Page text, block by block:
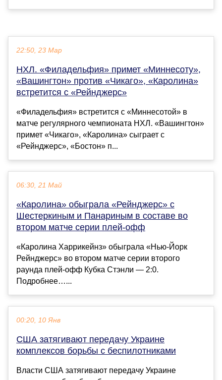
22:50, 23 Мар
НХЛ. «Филадельфия» примет «Миннесоту»,
«Вашингтон» против «Чикаго», «Каролина»
встретится с «Рейнджерс»
«Филадельфия» встретится с «Миннесотой» в
матче регулярного чемпионата НХЛ. «Вашингтон»
примет «Чикаго», «Каролина» сыграет с
«Рейнджерс», «Бостон» п...
06:30, 21 Май
«Каролина» обыграла «Рейнджерс» с
Шестеркиным и Панариным в составе во
втором матче серии плей-офф
«Каролина Харрикейнз» обыграла «Нью-Йорк
Рейнджерс» во втором матче серии второго
раунда плей-офф Кубка Стэнли — 2:0.
Подробнее…...
00:20, 10 Янв
США затягивают передачу Украине
комплексов борьбы с беспилотниками
Власти США затягивают передачу Украине